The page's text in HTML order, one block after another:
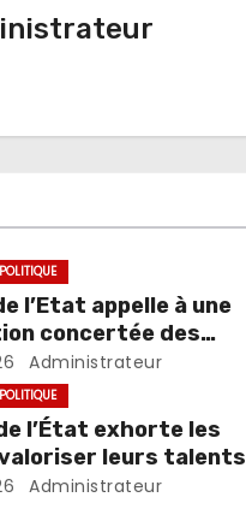
POLITIQUE
l’Etat appelle à une
concertée des
de 2027
Administrateur
POLITIQUE
l’État exhorte les
leurs talents
le
Administrateur